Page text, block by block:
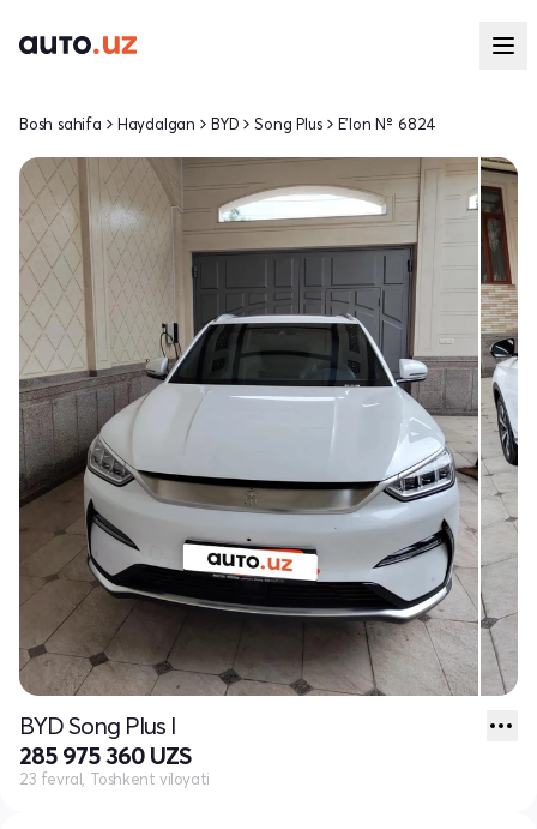
Bosh sahifa Haydalgan BYD Song Plus E'lon № 6824
BYD Song Plus I
285 975 360 UZS
23 fevral, Toshkent viloyati